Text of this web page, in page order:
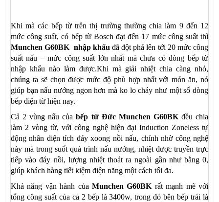
Khi mà các bếp từ trên thị trường thường chia làm 9 đến 12
mức công suất, có bếp từ Bosch đạt đến 17 mức công suất thì
Munchen G60BK nhập khẩuđã đột phá lên tới 20 mức công
suất nấu – mức công suất lớn nhất mà chưa có dòng bếp từ
nhập khẩu nào làm được.Khi mà giải nhiệt chia càng nhỏ,
chúng ta sẽ chọn được mức độ phù hợp nhất với món ăn, nó
giúp bạn nấu nướng ngon hơn mà ko lo cháy như một số dòng
bếp điện từ hiện nay.
Cả 2 vùng nấu củabếp từ Đức Munchen G60BKđều chia
làm 2 vòng từ, với công nghệ hiện đại Induction Zoneless tự
động nhân diện tích đáy xoong nồi nấu, chính nhờ công nghệ
này mà trong suốt quá trình nấu nướng, nhiệt được truyền trực
tiếp vào đáy nồi, lượng nhiệt thoát ra ngoài gần như bằng 0,
giúp khách hàng tiết kiệm điện năng một cách tối đa.
Khả năng vận hành của Munchen G60BKrất mạnh mẽ với
tổng công suất của cả 2 bếp là 3400w, trong đó bên bếp trái là